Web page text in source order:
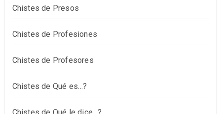
Chistes de Presos
Chistes de Profesiones
Chistes de Profesores
Chistes de Qué es…?
Chistes de Qué le dice…?